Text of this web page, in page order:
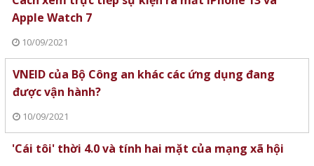
Apple Watch 7
10/09/2021
VNEID của Bộ Công an khác các ứng dụng đang
được vận hành?
10/09/2021
'Cái tôi' thời 4.0 và tính hai mặt của mạng xã hội